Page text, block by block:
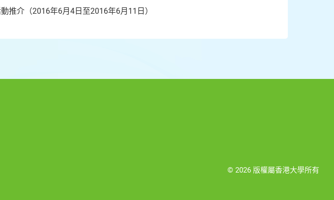
推介（2016年6月4日至2016年6月11日）
© 2026 版權屬香港大學所有